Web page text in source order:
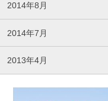
2014年8月
2014年7月
2013年4月